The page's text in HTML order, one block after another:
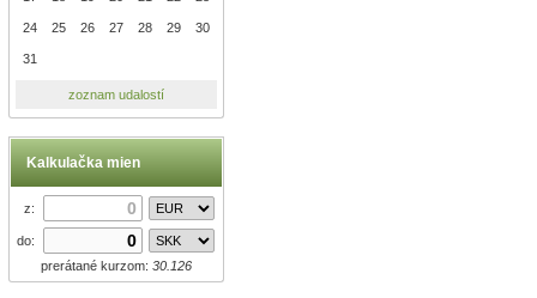
24 25 26 27 28 29 30
31
zoznam udalostí
Kalkulačka mien
z:
do:
prerátané kurzom: 30.126